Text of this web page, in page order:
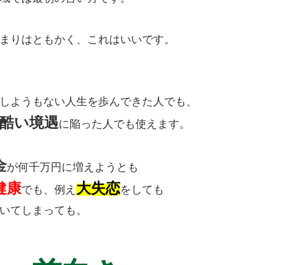
りはともかく、これはいいです。
ようもない人生を歩んできた人でも、
酷い境遇に陥った人でも使えます。
が何千万円に増えようとも
康でも、例え 大失恋をしても
てしまっても。